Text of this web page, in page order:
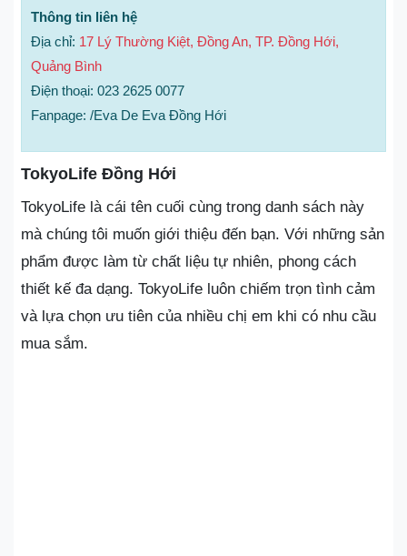
Thông tin liên hệ
Địa chỉ: 17 Lý Thường Kiệt, Đồng An, TP. Đồng Hới,
Quảng Bình
Điện thoại: 023 2625 0077
Fanpage: /Eva De Eva Đồng Hới
TokyoLife Đồng Hới
TokyoLife là cái tên cuối cùng trong danh sách này
mà chúng tôi muốn giới thiệu đến bạn. Với những sản
phẩm được làm từ chất liệu tự nhiên, phong cách
thiết kế đa dạng. TokyoLife luôn chiếm trọn tình cảm
và lựa chọn ưu tiên của nhiều chị em khi có nhu cầu
mua sắm.